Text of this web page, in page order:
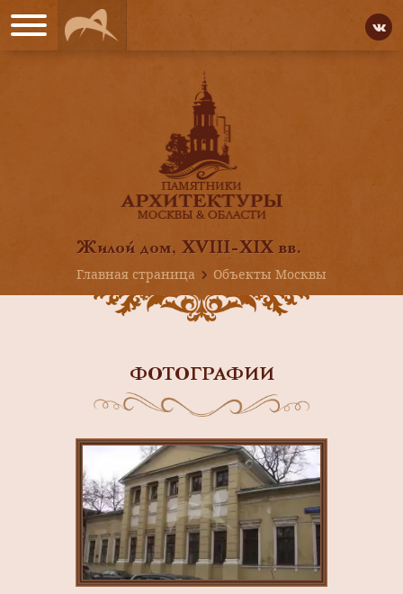
Жилой дом, XVIII-XIX вв.
Главная страница
Объекты Москвы
ФОТОГРАФИИ